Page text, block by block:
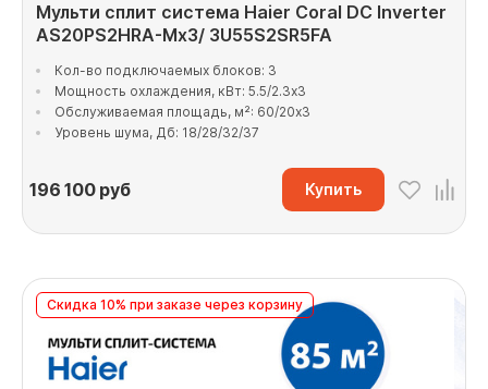
Мульти сплит система Haier Coral DC Inverter
AS20PS2HRA-Mx3/ 3U55S2SR5FA
Кол-во подключаемых блоков: 3
Мощность охлаждения, кВт: 5.5/2.3x3
Обслуживаемая площадь, м²: 60/20x3
Уровень шума, Дб: 18/28/32/37
196 100руб Купить
Скидка 10% при заказе через корзину